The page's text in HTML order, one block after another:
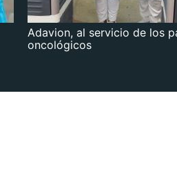
Adavion, al servicio de los
oncológicos